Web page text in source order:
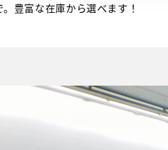
豊富な在庫から選べます！